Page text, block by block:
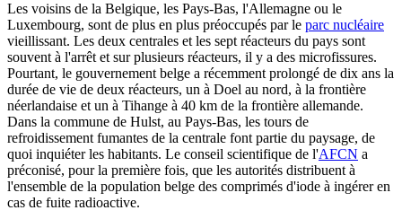
Les voisins de la Belgique, les Pays-Bas, l'Allemagne ou le
Luxembourg, sont de plus en plus préoccupés par le parc nucléaire
vieillissant. Les deux centrales et les sept réacteurs du pays sont
souvent à l'arrêt et sur plusieurs réacteurs, il y a des microfissures.
Pourtant, le gouvernement belge a récemment prolongé de dix ans la
durée de vie de deux réacteurs, un à Doel au nord, à la frontière
néerlandaise et un à Tihange à 40 km de la frontière allemande.
Dans la commune de Hulst, au Pays-Bas, les tours de
refroidissement fumantes de la centrale font partie du paysage, de
quoi inquiéter les habitants. Le conseil scientifique de l'AFCN a
préconisé, pour la première fois, que les autorités distribuent à
l'ensemble de la population belge des comprimés d'iode à ingérer en
cas de fuite radioactive.